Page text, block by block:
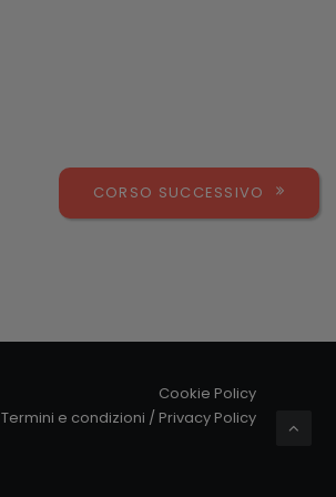
CORSO SUCCESSIVO
Cookie Policy
Termini e condizioni / Privacy Policy